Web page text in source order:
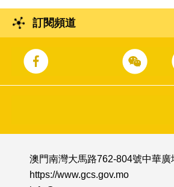
訂閱頻道
澳門南灣大馬路762-804號中華廣
https://www.gcs.gov.mo